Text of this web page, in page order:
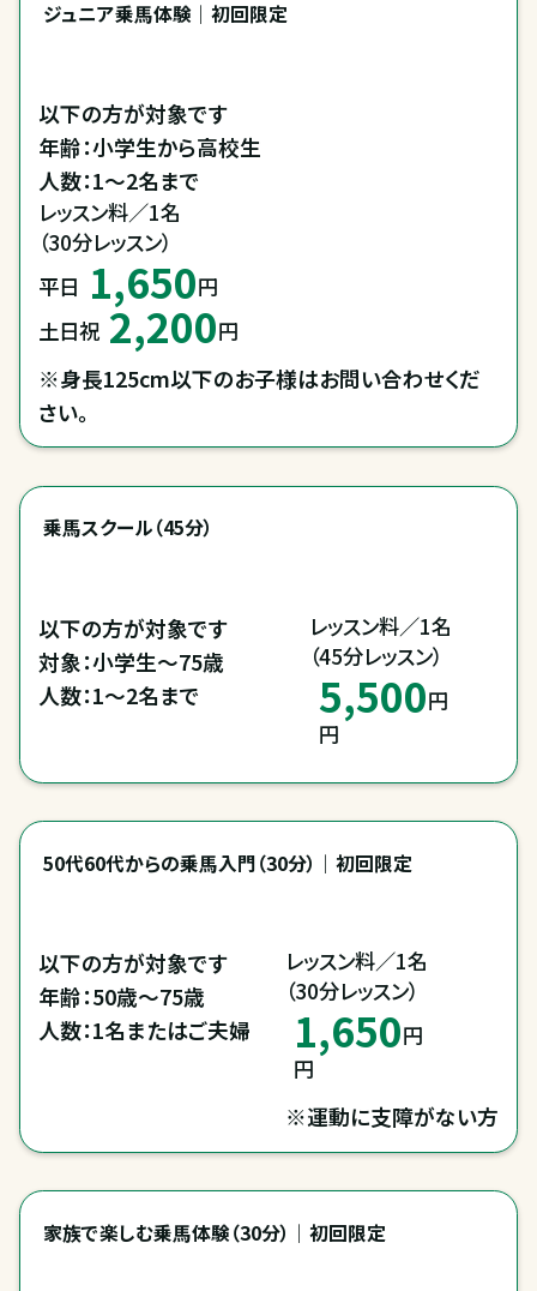
ジュニア乗馬体験｜初回限定
以下の方が対象です
年齢：小学生から高校生
人数：1～2名まで
レッスン料／1名
（30分レッスン）
平日 1,650円
土日祝 2,200円
※身長125cm以下のお子様はお問い合わせくだ
さい。
乗馬スクール（45分）
以下の方が対象です
対象：小学生～75歳
人数：1～2名まで
レッスン料／1名
（45分レッスン）
5,500円
円
50代60代からの乗馬入門（30分）｜初回限定
以下の方が対象です
年齢：50歳～75歳
人数：1名またはご夫婦
レッスン料／1名
（30分レッスン）
1,650円
円
※運動に支障がない方
家族で楽しむ乗馬体験（30分）｜初回限定